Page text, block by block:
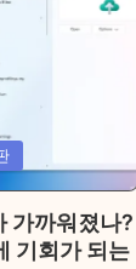
가까워졌나?
기회가 되는